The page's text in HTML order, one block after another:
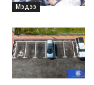
Мэдээ